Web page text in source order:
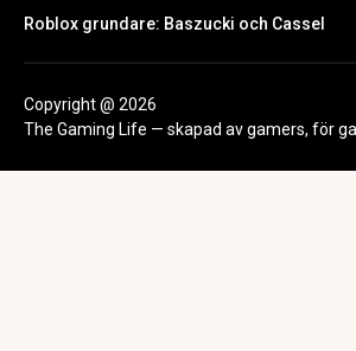
Roblox grundare: Baszucki och Cassel
Copyright @ 2026
The Gaming Life — skapad av gamers, för